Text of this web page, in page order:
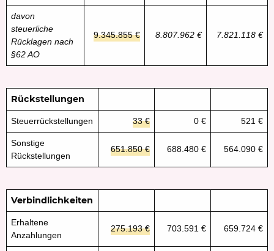
davon
steuerliche
Rücklagen nach
§62 AO
9.345.855 € 8.807.962 € 7.821.118 €
Rückstellungen
Steuerrückstellungen 33 € 0 € 521 €
Sonstige
Rückstellungen
651.850 € 688.480 € 564.090 €
Verbindlichkeiten
Erhaltene
Anzahlungen
275.193 € 703.591 € 659.724 €